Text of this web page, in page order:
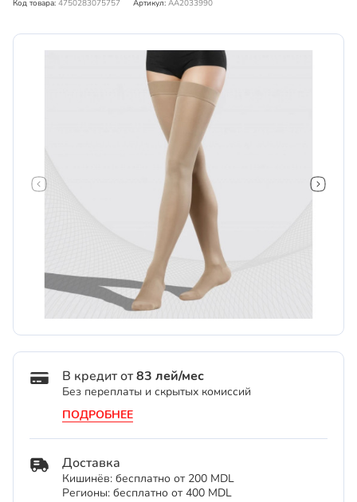
Код товара: 4750283075757 Артикул: AA2033990
В кредит от83 лей/мес
Без переплаты и скрытых комиссий
ПОДРОБНЕЕ
Доставка
Кишинёв: бесплатно от 200 MDL
Регионы: бесплатно от 400 MDL